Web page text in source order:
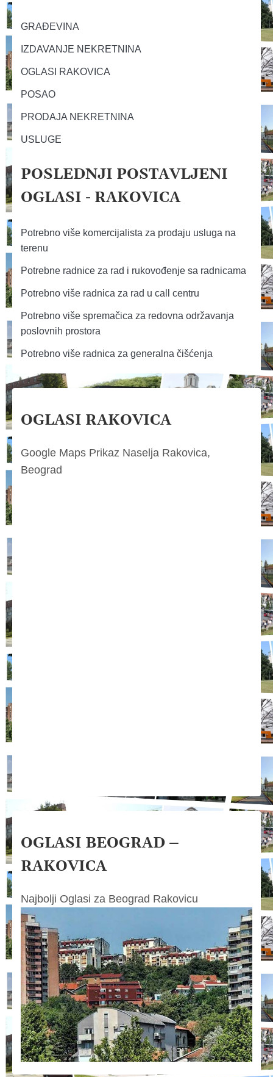
GRAĐEVINA
IZDAVANJE NEKRETNINA
OGLASI RAKOVICA
POSAO
PRODAJA NEKRETNINA
USLUGE
POSLEDNJI POSTAVLJENI
OGLASI - RAKOVICA
Potrebno više komercijalista za prodaju usluga na
terenu
Potrebne radnice za rad i rukovođenje sa radnicama
Potrebno više radnica za rad u call centru
Potrebno više spremačica za redovna održavanja
poslovnih prostora
Potrebno više radnica za generalna čišćenja
OGLASI RAKOVICA
Google Maps Prikaz Naselja Rakovica,
Beograd
OGLASI BEOGRAD –
RAKOVICA
Najbolji Oglasi za Beograd Rakovicu